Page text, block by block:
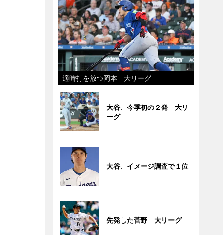
適時打を放つ岡本 大リーグ
大谷、今季初の２発 大リ
ーグ
大谷、イメージ調査で１位
先発した菅野 大リーグ